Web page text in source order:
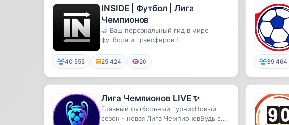
INSIDE | Футбол | Лига
Чемпионов
🤝 Ваш персональный гид в мире
футбола и трансферов !
40 555 25 424 20 39 464
Лига Чемпионов LIVE ✨
Главный футбольный турнирНовый
сезон - новая Лига ЧемпионовБудь с